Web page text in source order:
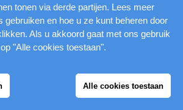
tonen via derde partijen. Lees meer
gebruiken en hoe u ze kunt beheren door
Als u akkoord gaat met ons gebruik
"Alle cookies toestaan".
Alle cookies toestaan